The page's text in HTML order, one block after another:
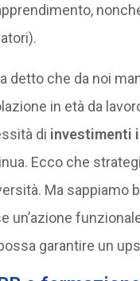
detto che da noi
in età da
di investimenti
Ecco che
Ma
un’azione
garantire un